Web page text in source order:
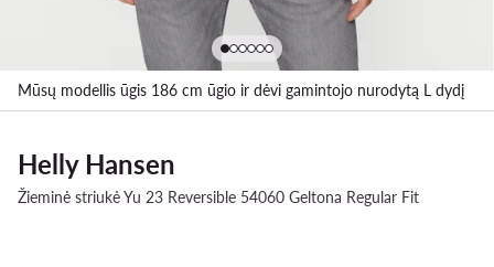
Mūsų modellis ūgis 186 cm ūgio ir dėvi gamintojo nurodytą L dydį
Helly Hansen
Žieminė striukė Yu 23 Reversible 54060 Geltona Regular Fit